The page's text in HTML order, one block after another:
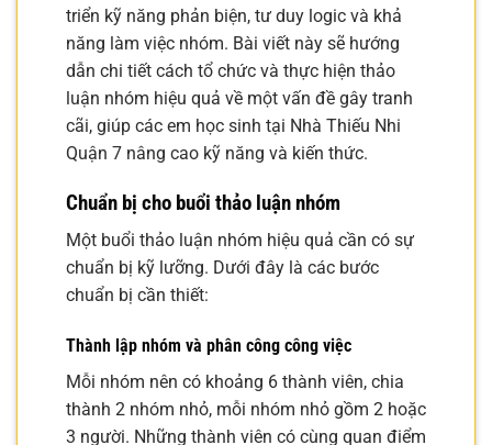
triển kỹ năng phản biện, tư duy logic và khả
năng làm việc nhóm. Bài viết này sẽ hướng
dẫn chi tiết cách tổ chức và thực hiện thảo
luận nhóm hiệu quả về một vấn đề gây tranh
cãi, giúp các em học sinh tại Nhà Thiếu Nhi
Quận 7 nâng cao kỹ năng và kiến thức.
Chuẩn bị cho buổi thảo luận nhóm
Một buổi thảo luận nhóm hiệu quả cần có sự
chuẩn bị kỹ lưỡng. Dưới đây là các bước
chuẩn bị cần thiết:
Thành lập nhóm và phân công công việc
Mỗi nhóm nên có khoảng 6 thành viên, chia
thành 2 nhóm nhỏ, mỗi nhóm nhỏ gồm 2 hoặc
3 người. Những thành viên có cùng quan điểm